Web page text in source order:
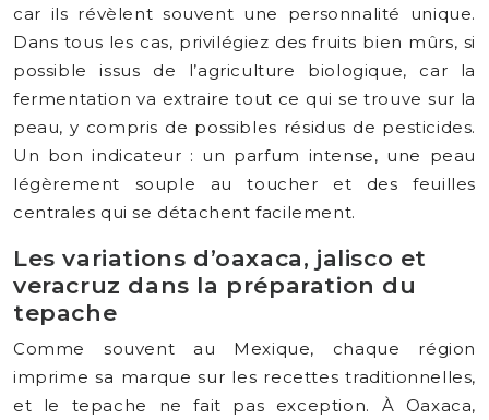
car ils révèlent souvent une personnalité unique.
Dans tous les cas, privilégiez des fruits bien mûrs, si
possible issus de l’agriculture biologique, car la
fermentation va extraire tout ce qui se trouve sur la
peau, y compris de possibles résidus de pesticides.
Un bon indicateur : un parfum intense, une peau
légèrement souple au toucher et des feuilles
centrales qui se détachent facilement.
Les variations d’oaxaca, jalisco et
veracruz dans la préparation du
tepache
Comme souvent au Mexique, chaque région
imprime sa marque sur les recettes traditionnelles,
et le tepache ne fait pas exception. À Oaxaca,